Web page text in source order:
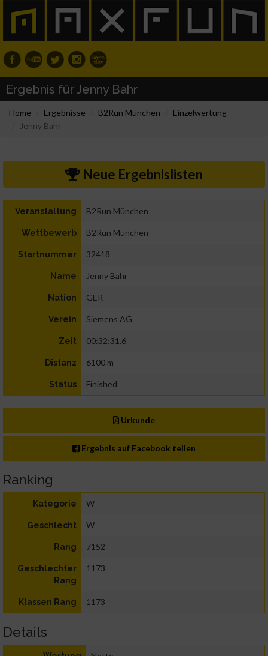
Ergebnis für Jenny Bahr
Home Ergebnisse B2Run München
Einzelwertung
Jenny Bahr
Neue Ergebnislisten
Veranstaltung B2Run München
Wettbewerb B2Run München
Startnummer 32418
Name Jenny Bahr
Nation GER
Verein Siemens AG
Zeit 00:32:31.6
Distanz 6100 m
Status Finished
Urkunde
Ergebnis auf Facebook teilen
Ranking
Kategorie W
Geschlecht W
Rang 7152
Geschlechter
Rang
1173
Klassen Rang 1173
Details